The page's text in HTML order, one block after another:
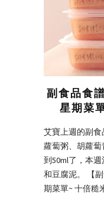
副食品食
星期菜
艾寶上週的副食
蘿蔔粥、胡蘿
到50ml了，本
和豆腐泥。 【
期菜單~ 十倍糙